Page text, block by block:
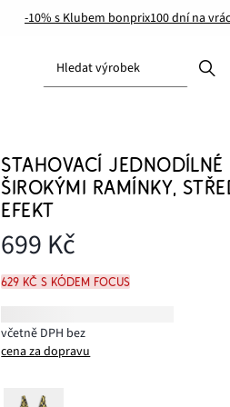
-10% s Klubem bonprix100 dní na
Hledat výrobek
STAHOVACÍ JEDNODÍLNÉ
ŠIROKÝMI RAMÍNKY,
EFEKT
699 Kč
629 Kč s kódem FOCUS
včetně DPH bez
cena za dopravu